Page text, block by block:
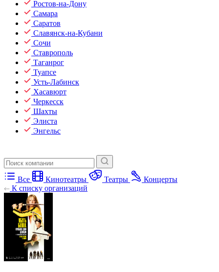
Ростов-на-Дону
Самара
Саратов
Славянск-на-Кубани
Сочи
Ставрополь
Таганрог
Туапсе
Усть-Лабинск
Хасавюрт
Черкесск
Шахты
Элиста
Энгельс
Все Кинотеатры Театры
Концерты
К списку организаций